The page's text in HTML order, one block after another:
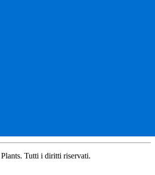
Tutti i diritti riservati.